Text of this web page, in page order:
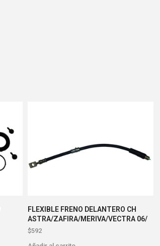
FLEXIBLE FRENO DELANTERO CH
ASTRA/ZAFIRA/MERIVA/VECTRA 06/
$592